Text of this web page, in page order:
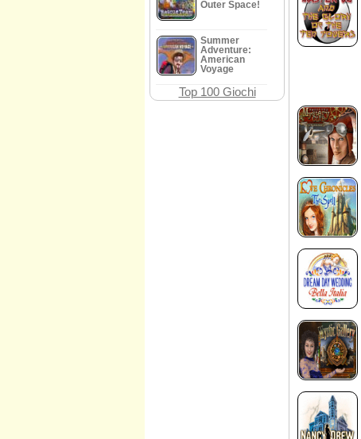
Outer Space!
Summer
Adventure:
American
Voyage
Top 100 Giochi